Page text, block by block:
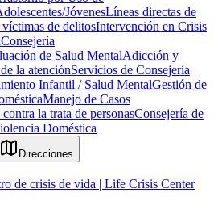
JóvenesLíneas directas de
de delitosIntervención en Crisis
Consejería
de Salud MentalAdicción y
la atenciónServicios de Consejería
Infantil / Salud MentalGestión de
Manejo de Casos
la trata de personasConsejería de
Doméstica
Direcciones
de crisis de vida | Life Crisis Center